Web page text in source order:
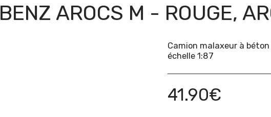
BENZ AROCS M - ROUGE,
Camion malaxeur à
échelle 1:87
41.90€